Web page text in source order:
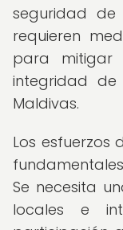
seguridad de
requieren
para mitigar
integridad de
Maldivas.
Los esfuerzos
Se necesita
locales e